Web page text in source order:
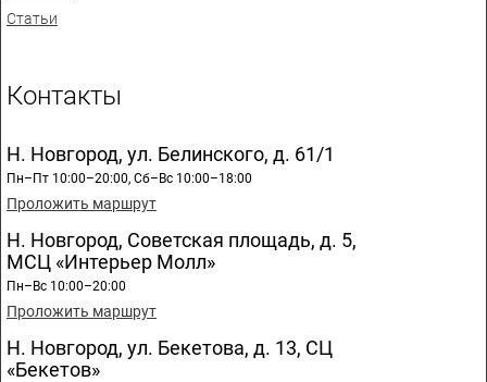
Статьи
Контакты
Н. Новгород, ул. Белинского, д. 61/1
Пн–Пт 10:00–20:00, Сб–Вс 10:00–18:00
Проложить маршрут
Н. Новгород, Советская площадь, д. 5,
МСЦ «Интерьер Молл»
Пн–Вс 10:00–20:00
Проложить маршрут
Н. Новгород, ул. Бекетова, д. 13, СЦ
«Бекетов»